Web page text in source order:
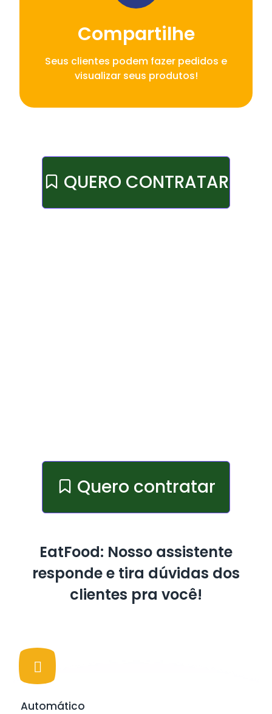
Compartilhe
Seus clientes podem fazer pedidos e
visualizar seus produtos!
QUERO CONTRATAR
Quero contratar
EatFood: Nosso assistente
responde e tira dúvidas dos
clientes pra você!
Automático